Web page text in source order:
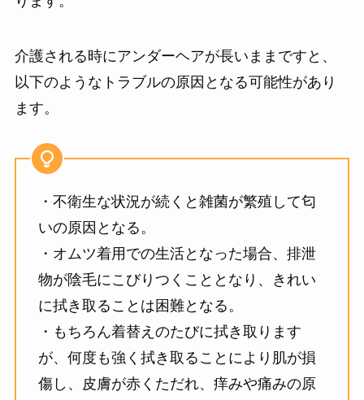
介護される時にアンダーヘアが長いままですと、
以下のようなトラブルの原因となる可能性があり
ます。
・不衛生な状況が続くと雑菌が繁殖して匂
いの原因となる。
・オムツ着用での生活となった場合、排泄
物が陰毛にこびりつくこととなり、きれい
に拭き取ることは困難となる。
・もちろん着替えのたびに拭き取ります
が、何度も強く拭き取ることにより肌が損
傷し、皮膚が赤くただれ、痒みや痛みの原